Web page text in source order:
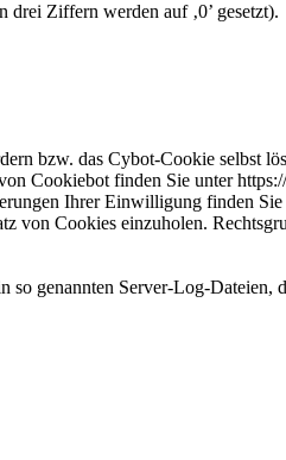
Ziffern werden auf ‚0’ gesetzt).
bzw. das Cybot-Cookie selbst
Cookiebot finden Sie unter
Ihrer Einwilligung finden
von Cookies einzuholen.
genannten Server-Log-